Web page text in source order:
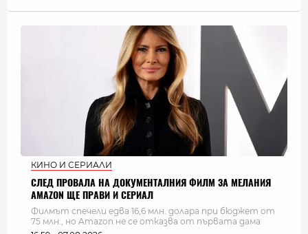
КИНО И СЕРИАЛИ
СЛЕД ПРОВАЛА НА ДОКУМЕНТАЛНИЯ ФИЛМ ЗА МЕЛАНИЯ
AMAZON ЩЕ ПРАВИ И СЕРИАЛ
Филмът спечели едва 16,6 млн. долара при бюджет от
75 млн., но Amazon не се отказва от първата дама